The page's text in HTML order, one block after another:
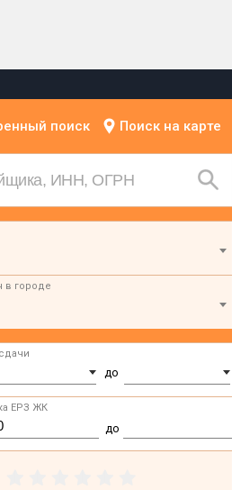
поиск Поиск на карте
в городе
до
ЕРЗ ЖК
до